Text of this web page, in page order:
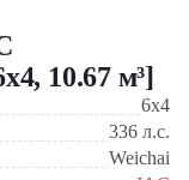
10.67 м³]
6x4
336 л.с.
Weichai